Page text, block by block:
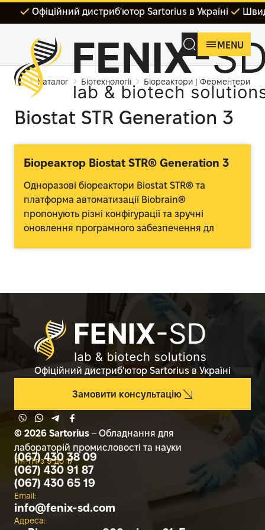
Офіційний дистриб'ютор Sartorius в Україні
MENU
Каталог Біотехнології Біореактори | Ферментери
Biostat STR Generation 3
Біореактор Biostat STR® Generation 3
Одноразові біореактори Biostat STR® та
платформа автоматизації Biobrain®
пропонують різні конфігурації та зручні
оновлення програмного забезпечення дл
Офіційний дистриб'ютор Sartorius в Україні
© 2026 Sartorius – Обладнання для
лабораторій промисловості та науки
Замовити консультацію
Пн-Пт з 9 до 17
(067) 430 38 09
(067) 430 91 87
(067) 430 65 19
Email:
info@fenix-sd.com
Адреса: